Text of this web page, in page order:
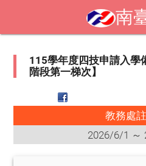
南
115學年度四技申請入學
階段第一梯次】
教務處
2026/6/1 ～